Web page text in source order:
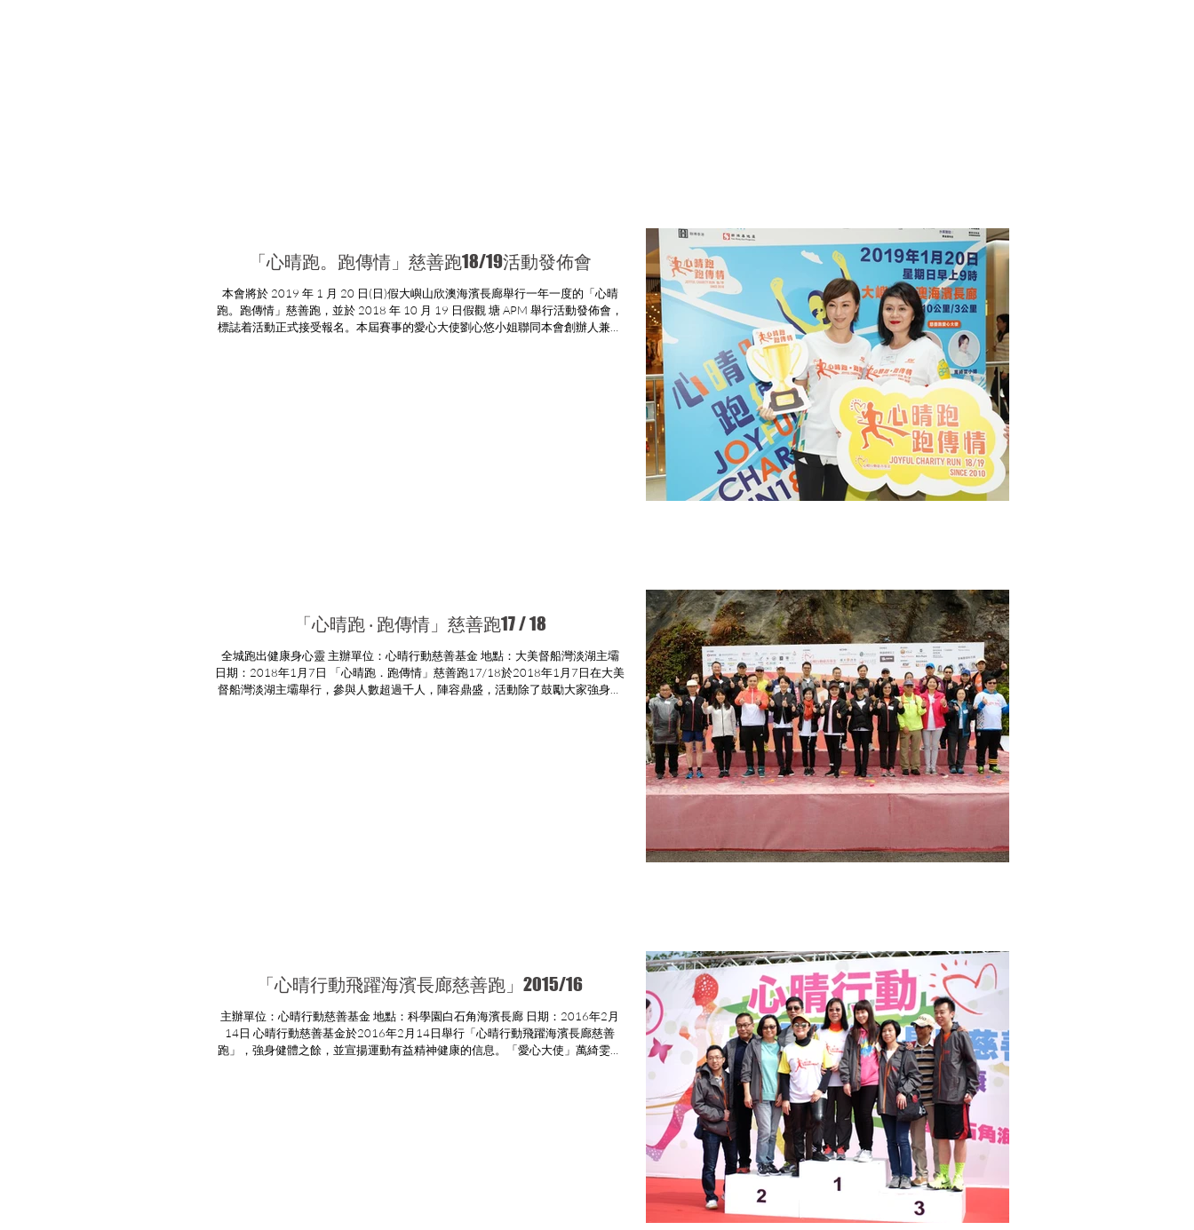
「心晴跑。跑傳情」慈善跑18/19活動發佈會
本會將於 2019 年 1 月 20 日(日)假大嶼山欣澳海濱長廊舉行一年一度的「心晴
跑。跑傳情」慈善跑，並於 2018 年 10 月 19 日假觀 塘 APM 舉行活動發佈會，
標誌着活動正式接受報名。本屆賽事的愛心大使劉心悠小姐聯同本會創辦人兼信
「心晴跑 ‧ 跑傳情」慈善跑17 / 18
全城跑出健康身心靈 主辦單位：心晴行動慈善基金 地點：大美督船灣淡湖主壩
日期：2018年1月7日 「心晴跑．跑傳情」慈善跑17/18於2018年1月7日在大美
督船灣淡湖主壩舉行，參與人數超過千人，陣容鼎盛，活動除了鼓勵大家強身健
「心晴行動飛躍海濱長廊慈善跑」2015/16
主辦單位：心晴行動慈善基金 地點：科學園白石角海濱長廊 日期：2016年2月
14日 心晴行動慈善基金於2016年2月14日舉行「心晴行動飛躍海濱長廊慈善
跑」，強身健體之餘，並宣揚運動有益精神健康的信息。「愛心大使」萬綺雯小